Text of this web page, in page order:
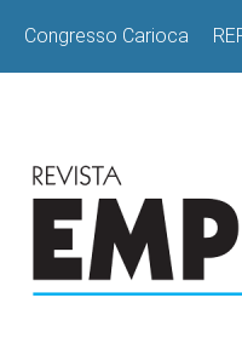
Congresso Carioca